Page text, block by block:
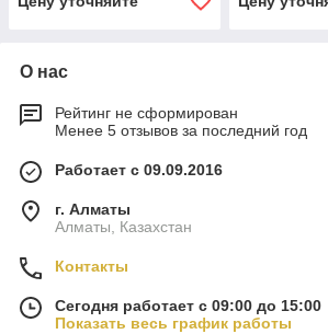
О нас
Рейтинг не сформирован
Менее 5 отзывов за последний год
Работает с 09.09.2016
г. Алматы
Алматы, Казахстан
Контакты
Сегодня работает с 09:00 до 15:00
Показать весь график работы